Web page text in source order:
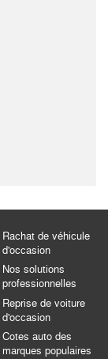
Rachat de véhicule
d'occasion
Nos solutions
professionnelles
Reprise de voiture
d'occasion
Cotes auto des
marques populaires